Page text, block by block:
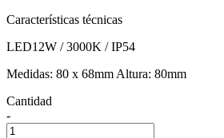
Características técnicas
LED12W / 3000K / IP54
Medidas: 80 x 68mm Altura: 80mm
Cantidad
-